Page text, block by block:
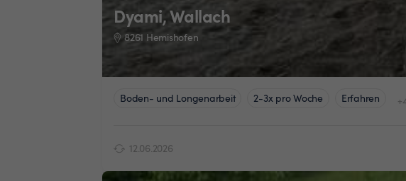
Dyami, Wallach
8261 Hemishofen
Boden- und Longenarbeit 2-3x pro Woche Erfahren
12.06.2026